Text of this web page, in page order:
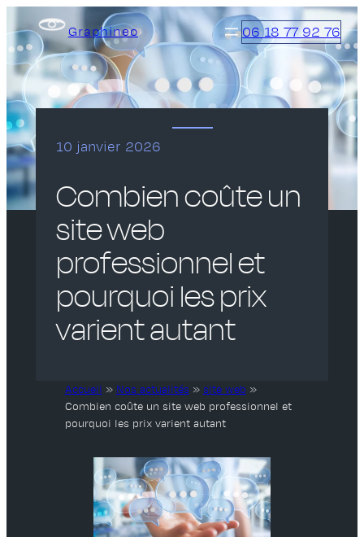
au
contenu
Graphineo 06 18 77 92 76
10 janvier 2026
Combien coûte un
site web
professionnel et
pourquoi les prix
varient autant
Accueil » Nos actualités » site web »
Combien coûte un site web professionnel et
pourquoi les prix varient autant